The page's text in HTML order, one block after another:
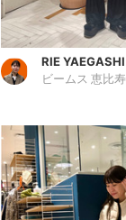
RIE YAEGASHI
ビームス 恵比寿